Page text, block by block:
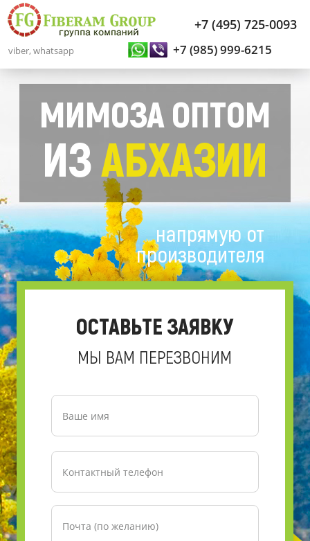
+7 (495) 725-0093
+7 (985) 999-6215
viber, whatsapp
ОСТАВЬТЕ ЗАЯВКУ
МЫ ВАМ ПЕРЕЗВОНИМ
напрямую от
производителя
МИМОЗА ОПТОМ
ИЗАБХАЗИИ